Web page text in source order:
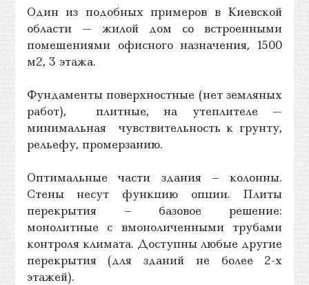
Один из подобных примеров в Киевской
области — жилой дом со встроенными
помещениями офисного назначения, 1500
м2, 3 этажа.
Фундаменты поверхностные (нет земляных
работ), плитные, на утеплителе —
минимальная чувствительность к грунту,
рельефу, промерзанию.
Оптимальные части здания – колонны.
Стены несут функцию опции. Плиты
перекрытия – базовое решение:
монолитные с вмоноличенными трубами
контроля климата. Доступны любые другие
перекрытия (для зданий не более 2-х
этажей).